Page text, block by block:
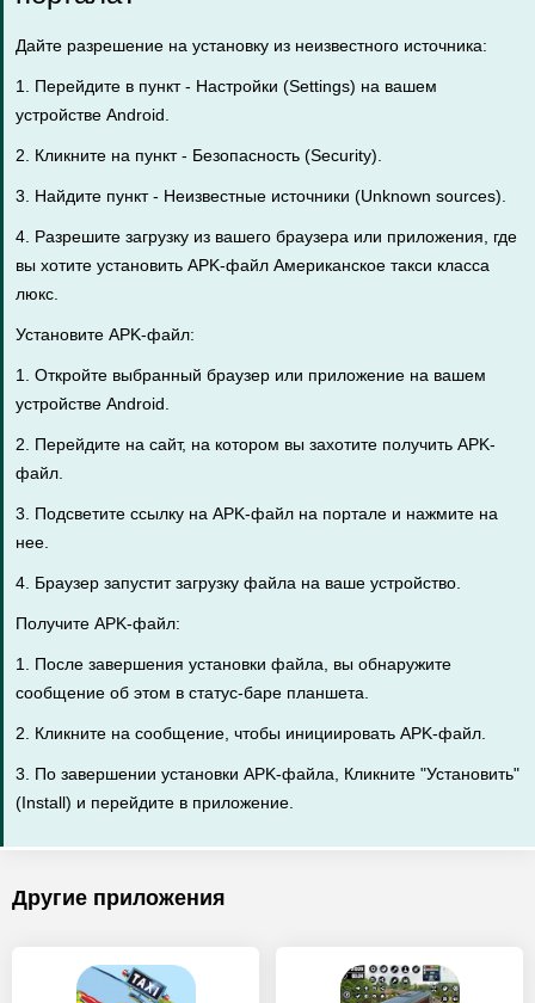
Дайте разрешение на установку из неизвестного источника:
1. Перейдите в пункт - Настройки (Settings) на вашем
устройстве Android.
2. Кликните на пункт - Безопасность (Security).
3. Найдите пункт - Неизвестные источники (Unknown sources).
4. Разрешите загрузку из вашего браузера или приложения, где
вы хотите установить APK-файл Американское такси класса
люкс.
Установите APK-файл:
1. Откройте выбранный браузер или приложение на вашем
устройстве Android.
2. Перейдите на сайт, на котором вы захотите получить APK-
файл.
3. Подсветите ссылку на APK-файл на портале и нажмите на
нее.
4. Браузер запустит загрузку файла на ваше устройство.
Получите APK-файл:
1. После завершения установки файла, вы обнаружите
сообщение об этом в статус-баре планшета.
2. Кликните на сообщение, чтобы инициировать APK-файл.
3. По завершении установки APK-файла, Кликните "Установить"
(Install) и перейдите в приложение.
Другие приложения